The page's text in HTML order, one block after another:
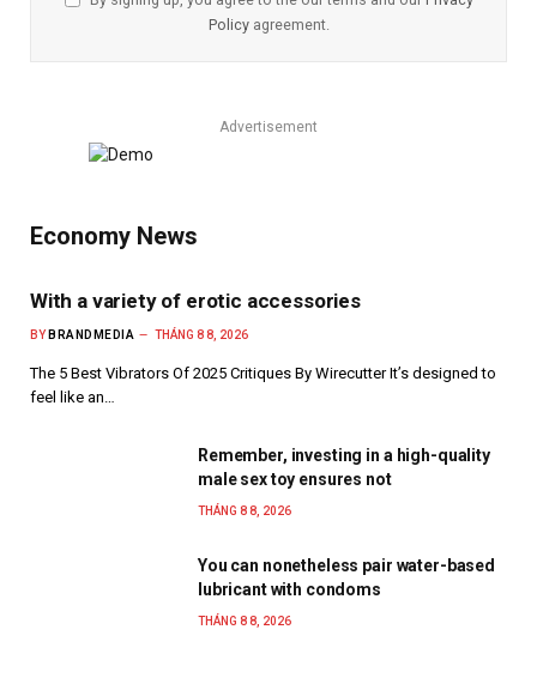
Policyagreement.
Advertisement
Economy News
With a variety of erotic accessories
BY BRANDMEDIA THÁNG 8 8, 2026
The 5 Best Vibrators Of 2025 Critiques By Wirecutter It’s designed to
feel like an…
Remember, investing in a high-quality
male sex toy ensures not
THÁNG 8 8, 2026
You can nonetheless pair water-based
lubricant with condoms
THÁNG 8 8, 2026